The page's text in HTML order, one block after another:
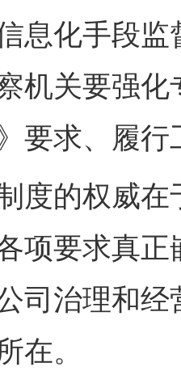
息化手段
机关要强
要求、履
的权威在
项要求真
司治理和
在。